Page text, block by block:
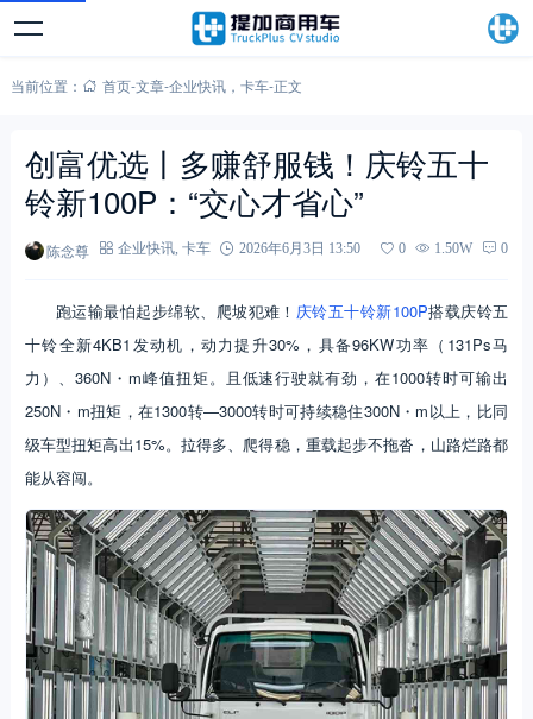
当前位置： 首页-文章-企业快讯， 卡车-正文
创富优选丨多赚舒服钱！庆铃五十
铃新100P：“交心才省心”
陈念尊 企业快讯, 卡车 2026年6月3日 13:50 0 1.50W 0
跑运输最怕起步绵软、爬坡犯难！ 庆铃五十铃新100P搭载庆铃五
十铃全新4KB1发动机，动力提升30%，具备96KW功率（131Ps马
力）、360N・m峰值扭矩。且低速行驶就有劲，在1000转时可输出
250N・m扭矩，在1300转—3000转时可持续稳住300N・m以上，比同
级车型扭矩高出15%。拉得多、爬得稳，重载起步不拖沓，山路烂路都
能从容闯。